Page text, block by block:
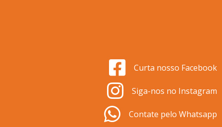
Curta nosso Facebook
Siga-nos no Instagram
Contate pelo Whatsapp